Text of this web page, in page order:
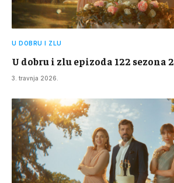
U DOBRU I ZLU
U dobru i zlu epizoda 122 sezona 2
3. travnja 2026.